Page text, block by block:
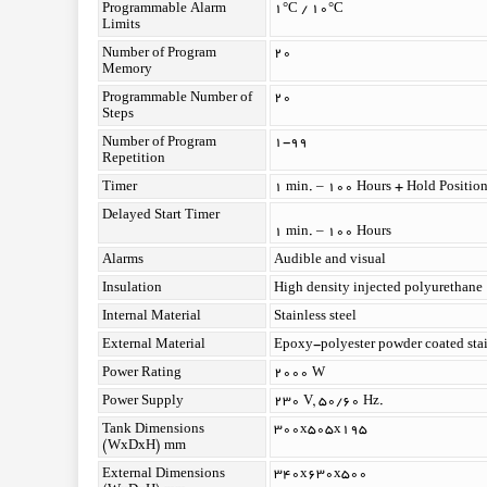
Programmable Alarm
Limits
1°C / 10°C
Number of Program
Memory
20
Programmable Number of
Steps
20
Number of Program
Repetition
1-99
Timer 1 min. – 100 Hours + Hold Position
Delayed Start Timer
1 min. – 100 Hours
Alarms Audible and visual
Insulation High density injected polyurethane
Internal Material Stainless steel
External Material Epoxy-polyester powder coated
Power Rating 2000 W
Power Supply 230 V, 50/60 Hz.
Tank Dimensions
(WxDxH) mm
300x505x195
External Dimensions
340x630x500